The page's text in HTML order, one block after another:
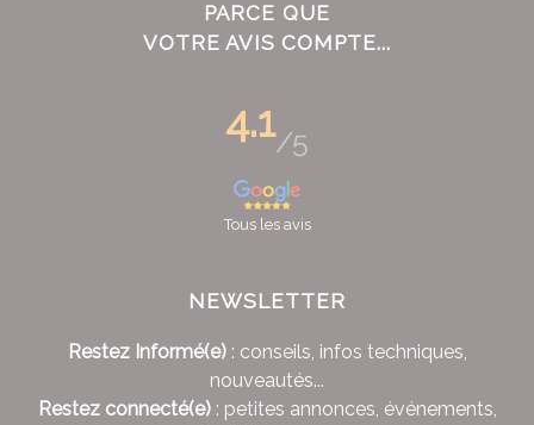
PARCE QUE
VOTRE AVIS COMPTE...
4.1/5
Tous les avis
NEWSLETTER
Restez Informé(e): conseils, infos techniques,
nouveautés...
Restez connecté(e): petites annonces, événements,